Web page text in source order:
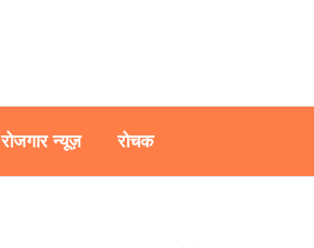
रोजगार न्यूज़ रोचक